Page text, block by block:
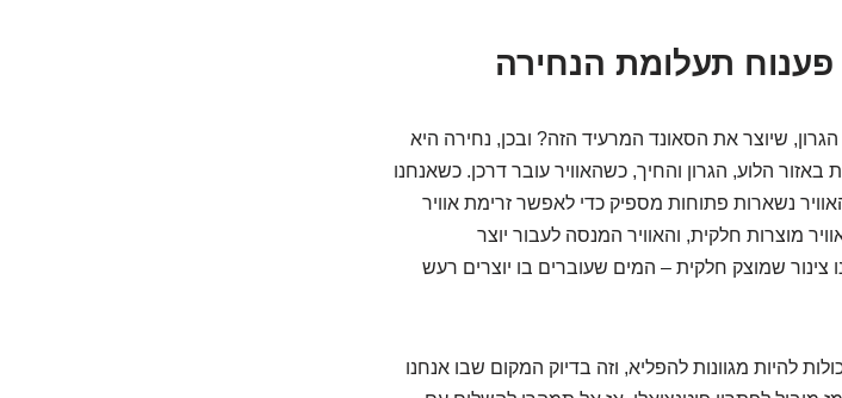
שיוצר את הסאונד המרעיד הזה? ובכן, נחירה היא
הלוע, הגרון והחיך, כשהאוויר עובר דרכן. כשאנחנו
נשארות פתוחות מספיק כדי לאפשר זרימת אוויר
מוצרות חלקית, והאוויר המנסה לעבור יוצר
צינור שמוצק חלקית – המים שעוברים בו יוצרים רעש
להיות מגוונות להפליא, וזה בדיוק המקום שבו אנחנו